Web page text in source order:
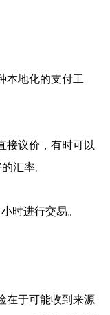
本地化的支付工
接议价，有时可以
汇率。
小时进行交易。
在于可能收到来源